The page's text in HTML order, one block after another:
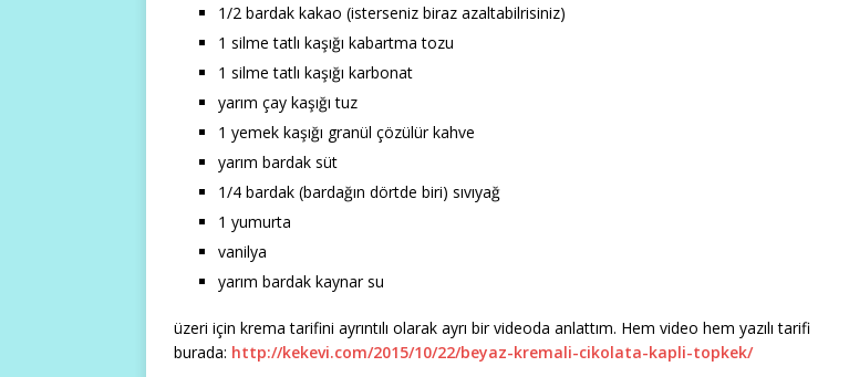
1/2 bardak kakao (isterseniz biraz azaltabilrisiniz)
1 silme tatlı kaşığı kabartma tozu
1 silme tatlı kaşığı karbonat
yarım çay kaşığı tuz
1 yemek kaşığı granül çözülür kahve
yarım bardak süt
1/4 bardak (bardağın dörtde biri) sıvıyağ
1 yumurta
vanilya
yarım bardak kaynar su
üzeri için krema tarifini ayrıntılı olarak ayrı bir videoda anlattım. Hem video hem yazılı tarifi
burada: http://kekevi.com/2015/10/22/beyaz-kremali-cikolata-kapli-topkek/